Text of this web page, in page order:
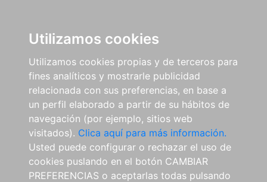
Utilizamos cookies
Utilizamos cookies propias y de terceros para
fines analíticos y mostrarle publicidad
relacionada con sus preferencias, en base a
un perfil elaborado a partir de su hábitos de
navegación (por ejemplo, sitios web
visitados). Clica aquí para más información.
Usted puede configurar o rechazar el uso de
cookies puslando en el botón CAMBIAR
PREFERENCIAS o aceptarlas todas pulsando